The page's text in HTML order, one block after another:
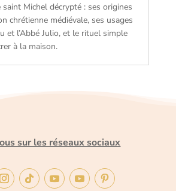
saint Michel décrypté : ses origines
chrétienne médiévale, ses usages
et l’Abbé Julio, et le rituel simple
à la maison.
sur les réseaux sociaux